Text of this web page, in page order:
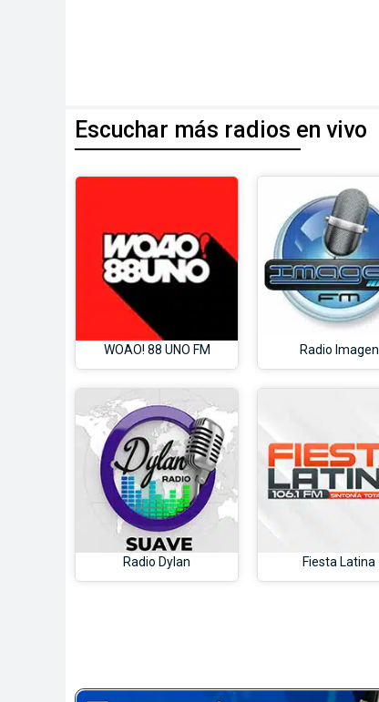
Escuchar más radios en vivo
WOAO! 88 UNO FM Radio Imagen
Radio Dylan Fiesta Latina